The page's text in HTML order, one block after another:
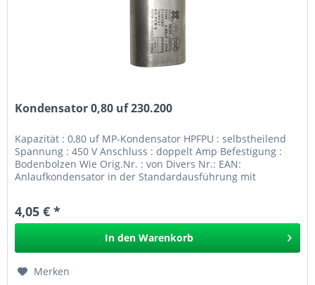
Kondensator 0,80 uf 230.200
Kapazität : 0,80 uf MP-Kondensator HPFPU : selbstheilend
Spannung : 450 V Anschluss : doppelt Amp Befestigung :
Bodenbolzen Wie Orig.Nr. : von Divers Nr.: EAN:
Anlaufkondensator in der Standardausführung mit
4,05 € *
In den Warenkorb
Merken